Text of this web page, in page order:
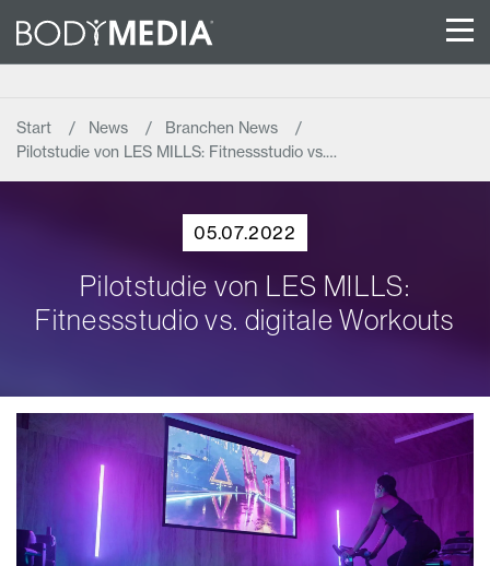
Start News
Branchen News
Pilotstudie von LES MILLS: Fitnessstudio vs.…
05.07.2022
Pilotstudie von LES MILLS:
Fitnessstudio vs. digitale Workouts